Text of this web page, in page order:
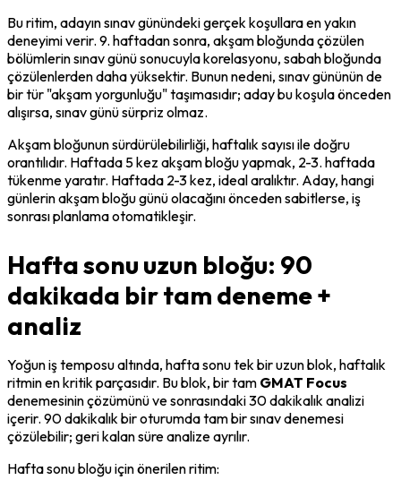
Bu ritim, adayın sınav günündeki gerçek koşullara en yakın
deneyimi verir. 9. haftadan sonra, akşam bloğunda çözülen
bölümlerin sınav günü sonucuyla korelasyonu, sabah bloğunda
çözülenlerden daha yüksektir. Bunun nedeni, sınav gününün de
bir tür "akşam yorgunluğu" taşımasıdır; aday bu koşula önceden
alışırsa, sınav günü sürpriz olmaz.
Akşam bloğunun sürdürülebilirliği, haftalık sayısı ile doğru
orantılıdır. Haftada 5 kez akşam bloğu yapmak, 2-3. haftada
tükenme yaratır. Haftada 2-3 kez, ideal aralıktır. Aday, hangi
günlerin akşam bloğu günü olacağını önceden sabitlerse, iş
sonrası planlama otomatikleşir.
Hafta sonu uzun bloğu: 90
dakikada bir tam deneme +
analiz
Yoğun iş temposu altında, hafta sonu tek bir uzun blok, haftalık
ritmin en kritik parçasıdır. Bu blok, bir tam GMAT Focus
denemesinin çözümünü ve sonrasındaki 30 dakikalık analizi
içerir. 90 dakikalık bir oturumda tam bir sınav denemesi
çözülebilir; geri kalan süre analize ayrılır.
Hafta sonu bloğu için önerilen ritim: